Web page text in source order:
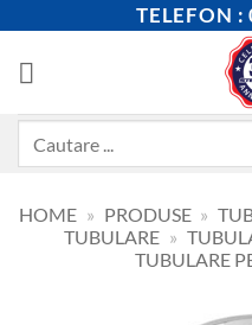
content
TELEFON
HOME » PRODUSE »
TUBULARE »
TUBULARE